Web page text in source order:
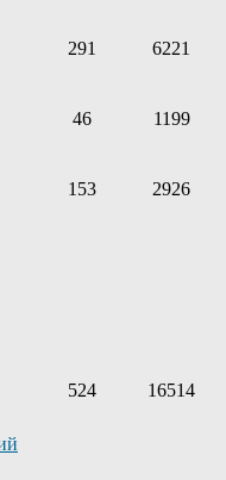
291 6221
46 1199
153 2926
524 16514